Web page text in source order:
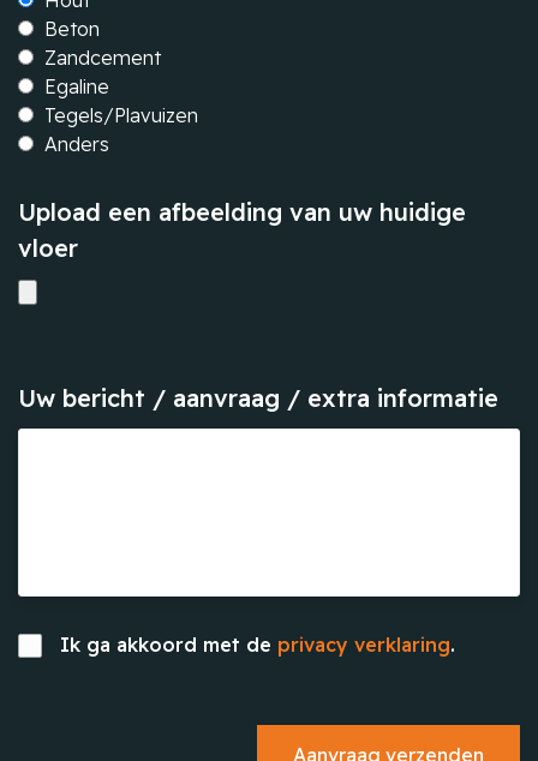
Beton
Zandcement
Egaline
Tegels/Plavuizen
Anders
Upload een afbeelding van uw huidige
vloer
Uw bericht / aanvraag / extra informatie
Ik ga akkoord met de privacy verklaring.